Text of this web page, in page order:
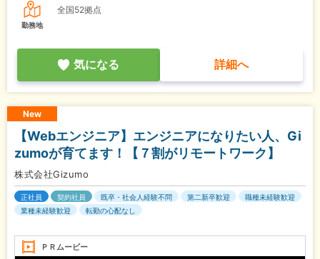
勤務地
全国52拠点
気になる 詳細へ
New
【Webエンジニア】エンジニアになりたい人、Gi
zumoが育てます！【７割がリモートワーク】
株式会社Gizumo
正社員 契約社員 既卒・社会人経験不問 第二新卒歓迎
職種未経験歓迎
業種未経験歓迎
転勤の心配なし
ＰＲムービー